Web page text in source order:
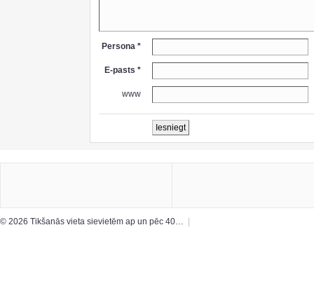
Persona *
E-pasts *
www
© 2026 Tikšanās vieta sievietēm ap un pēc 40…